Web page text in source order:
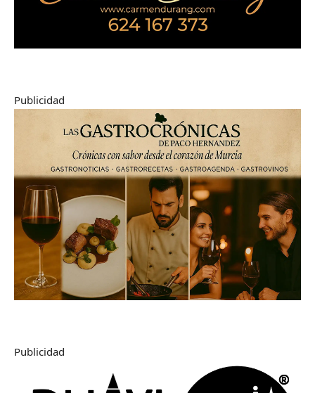
Publicidad
Publicidad